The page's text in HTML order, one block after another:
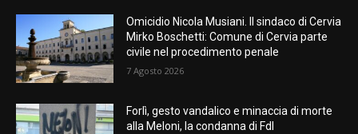
Omicidio Nicola Musiani. Il sindaco di Cervia
Mirko Boschetti: Comune di Cervia parte
civile nel procedimento penale
7 Agosto 2026
Forlì, gesto vandalico e minaccia di morte
alla Meloni, la condanna di FdI